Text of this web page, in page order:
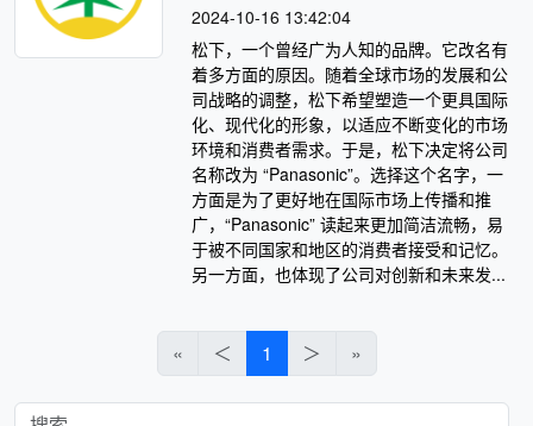
2024-10-16 13:42:04
松下，一个曾经广为人知的品牌。它改名有
着多方面的原因。随着全球市场的发展和公
司战略的调整，松下希望塑造一个更具国际
化、现代化的形象，以适应不断变化的市场
环境和消费者需求。于是，松下决定将公司
名称改为 “Panasonic”。选择这个名字，一
方面是为了更好地在国际市场上传播和推
广，“Panasonic” 读起来更加简洁流畅，易
于被不同国家和地区的消费者接受和记忆。
另一方面，也体现了公司对创新和未来发...
« ＜ 1 ＞ »